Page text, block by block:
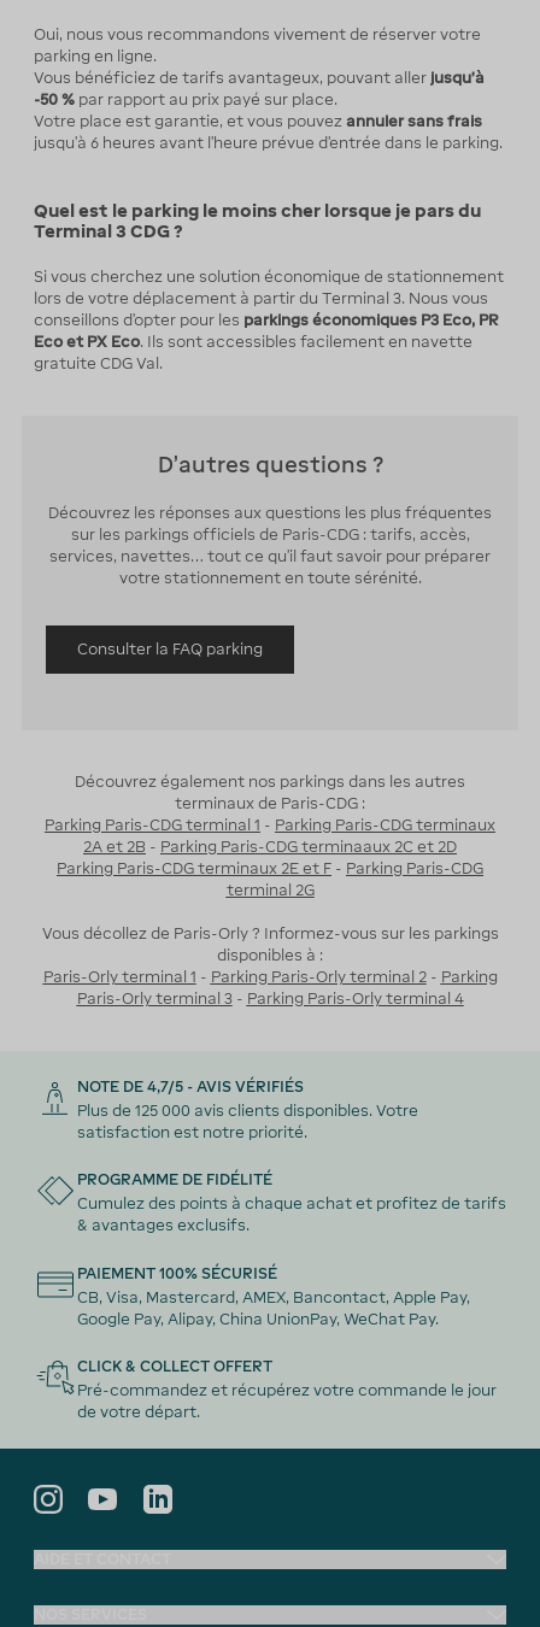
Oui, nous vous recommandons vivement de réserver votre
parking en ligne.
Vous bénéficiez de tarifs avantageux, pouvant aller jusqu’à
-50 % par rapport au prix payé sur place.
Votre place est garantie, et vous pouvez annuler sans frais
jusqu’à 6 heures avant l’heure prévue d’entrée dans le parking.
Quel est le parking le moins cher lorsque je pars du
Terminal 3 CDG ?
Si vous cherchez une solution économique de stationnement
lors de votre déplacement à partir du Terminal 3. Nous vous
conseillons d'opter pour les parkings économiques P3 Eco, PR
Eco et PX Eco. Ils sont accessibles facilement en navette
gratuite CDG Val.
D'autres questions ?
Découvrez les réponses aux questions les plus fréquentes
sur les parkings officiels de Paris-CDG : tarifs, accès,
services, navettes… tout ce qu’il faut savoir pour préparer
votre stationnement en toute sérénité.
Consulter la FAQ parking
Découvrez également nos parkings dans les autres
terminaux de Paris-CDG :
Parking Paris-CDG terminal 1 - Parking Paris-CDG terminaux
2A et 2B - Parking Paris-CDG terminaaux 2C et 2D
Parking Paris-CDG terminaux 2E et F - Parking Paris-CDG
terminal 2G
Vous décollez de Paris-Orly ? Informez-vous sur les parkings
disponibles à :
Paris-Orly terminal 1 - Parking Paris-Orly terminal 2- Parking
Paris-Orly terminal 3- Parking Paris-Orly terminal 4
NOTE DE 4,7/5 - AVIS VÉRIFIÉS
Plus de 125 000 avis clients disponibles. Votre
satisfaction est notre priorité.
PROGRAMME DE FIDÉLITÉ
Cumulez des points à chaque achat et profitez de tarifs
& avantages exclusifs.
PAIEMENT 100% SÉCURISÉ
CB, Visa, Mastercard, AMEX, Bancontact, Apple Pay,
Google Pay, Alipay, China UnionPay, WeChat Pay.
CLICK & COLLECT OFFERT
Pré-commandez et récupérez votre commande le jour
de votre départ.